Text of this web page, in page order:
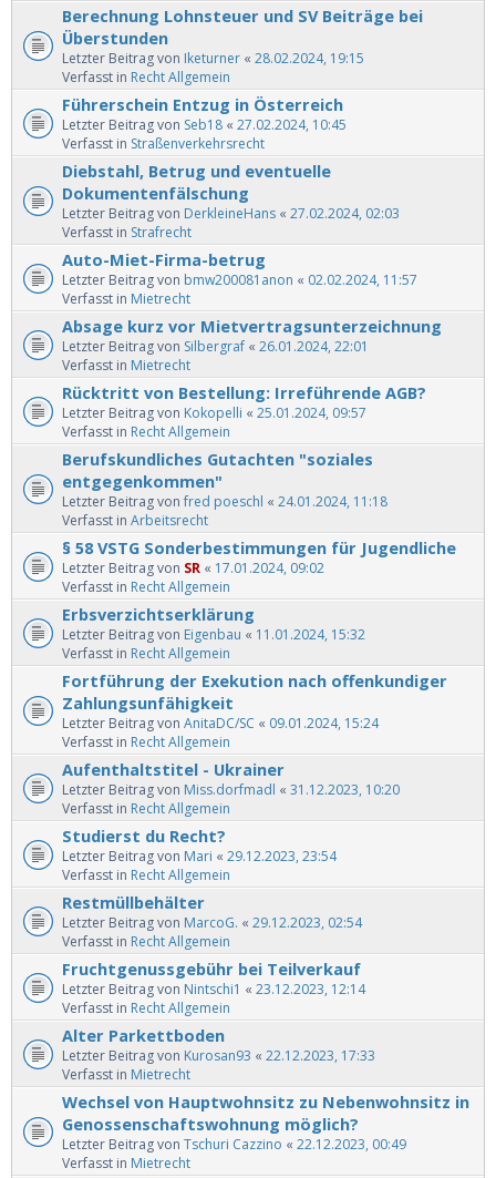
Berechnung Lohnsteuer und SV Beiträge bei
Überstunden
Letzter Beitrag von Iketurner « 28.02.2024, 19:15
Verfasst in Recht Allgemein
Führerschein Entzug in Österreich
Letzter Beitrag von Seb18 « 27.02.2024, 10:45
Verfasst in Straßenverkehrsrecht
Diebstahl, Betrug und eventuelle
Dokumentenfälschung
Letzter Beitrag von DerkleineHans « 27.02.2024, 02:03
Verfasst in Strafrecht
Auto-Miet-Firma-betrug
Letzter Beitrag von bmw200081anon « 02.02.2024, 11:57
Verfasst in Mietrecht
Absage kurz vor Mietvertragsunterzeichnung
Letzter Beitrag von Silbergraf « 26.01.2024, 22:01
Verfasst in Mietrecht
Rücktritt von Bestellung: Irreführende AGB?
Letzter Beitrag von Kokopelli « 25.01.2024, 09:57
Verfasst in Recht Allgemein
Berufskundliches Gutachten "soziales
entgegenkommen"
Letzter Beitrag vonfred poeschl « 24.01.2024, 11:18
Verfasst in Arbeitsrecht
§ 58 VSTG Sonderbestimmungen für Jugendliche
Letzter Beitrag von SR « 17.01.2024, 09:02
Verfasst in Recht Allgemein
Erbsverzichtserklärung
Letzter Beitrag von Eigenbau « 11.01.2024, 15:32
Verfasst in Recht Allgemein
Fortführung der Exekution nach offenkundiger
Zahlungsunfähigkeit
Letzter Beitrag von AnitaDC/SC « 09.01.2024, 15:24
Verfasst in Recht Allgemein
Aufenthaltstitel - Ukrainer
Letzter Beitrag von Miss.dorfmadl « 31.12.2023, 10:20
Verfasst in Recht Allgemein
Studierst du Recht?
Letzter Beitrag von Mari « 29.12.2023, 23:54
Verfasst in Recht Allgemein
Restmüllbehälter
Letzter Beitrag von MarcoG. « 29.12.2023, 02:54
Verfasst in Recht Allgemein
Fruchtgenussgebühr bei Teilverkauf
Letzter Beitrag von Nintschi1 « 23.12.2023, 12:14
Verfasst in Recht Allgemein
Alter Parkettboden
Letzter Beitrag von Kurosan93 « 22.12.2023, 17:33
Verfasst in Mietrecht
Wechsel von Hauptwohnsitz zu Nebenwohnsitz in
Genossenschaftswohnung möglich?
Letzter Beitrag von Tschuri Cazzino « 22.12.2023, 00:49
Verfasst in Mietrecht